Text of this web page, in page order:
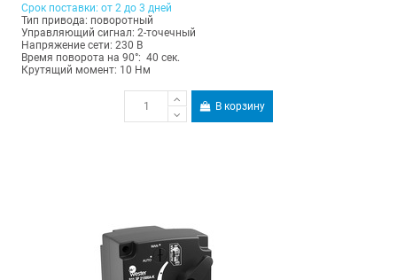
Срок поставки: от 2 до 3 дней
Тип привода: поворотный
Управляющий сигнал: 2-точечный
Напряжение сети: 230 В
Время поворота на 90°: 40 сек.
Крутящий момент: 10 Нм
В корзину